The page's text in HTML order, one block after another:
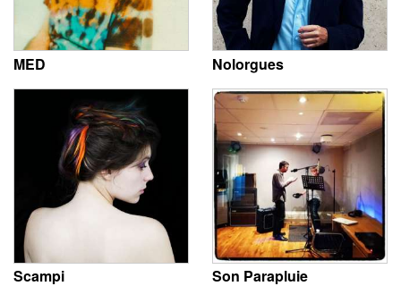
MED Nolorgues
Scampi Son Parapluie